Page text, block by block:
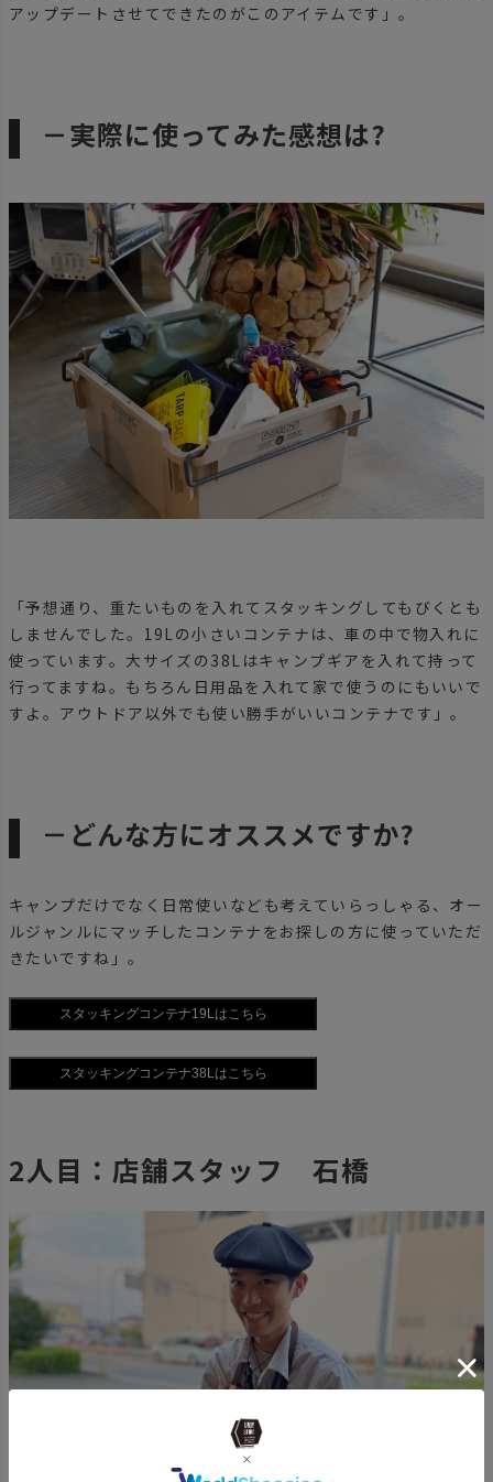
アップデートさせてできたのがこのアイテムです」。
－実際に使ってみた感想は?
「予想通り、重たいものを入れてスタッキングしてもびくとも
しませんでした。19Lの小さいコンテナは、車の中で物入れに
使っています。大サイズの38Lはキャンプギアを入れて持って
行ってますね。もちろん日用品を入れて家で使うのにもいいで
すよ。アウトドア以外でも使い勝手がいいコンテナです」。
－どんな方にオススメですか?
キャンプだけでなく日常使いなども考えていらっしゃる、オー
ルジャンルにマッチしたコンテナをお探しの方に使っていただ
きたいですね」。
2人目：店舗スタッフ 石橋